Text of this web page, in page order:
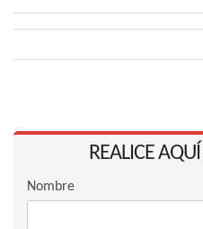
REALICE
Nombre